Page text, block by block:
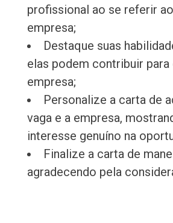
profissional ao se referir
empresa;
Destaque suas
elas podem contribuir
empresa;
Personalize a carta de
vaga e a empresa,
interesse genuíno na
Finalize a carta de
agradecendo pela